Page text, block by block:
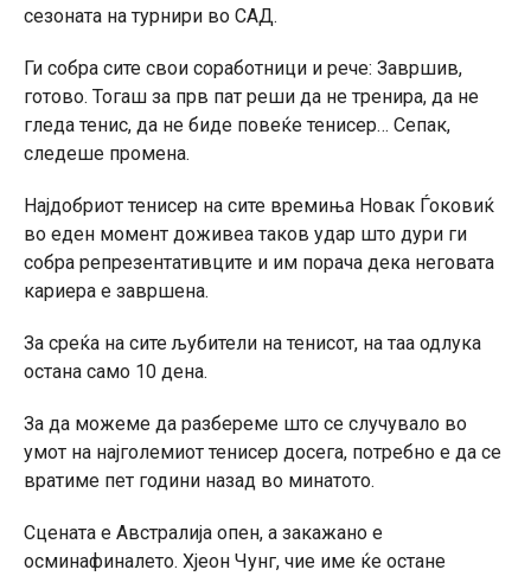
сезоната на турнири во САД.
Ги собра сите свои соработници и рече: Завршив,
готово. Тогаш за прв пат реши да не тренира, да не
гледа тенис, да не биде повеќе тенисер… Сепак,
следеше промена.
Најдобриот тенисер на сите времиња Новак Ѓоковиќ
во еден момент доживеа таков удар што дури ги
собра репрезентативците и им порача дека неговата
кариера е завршена.
За среќа на сите љубители на тенисот, на таа одлука
остана само 10 дена.
За да можеме да разбереме што се случувало во
умот на најголемиот тенисер досега, потребно е да се
вратиме пет години назад во минатото.
Сцената е Австралија опен, а закажано е
осминафиналето. Хјеон Чунг, чие име ќе остане